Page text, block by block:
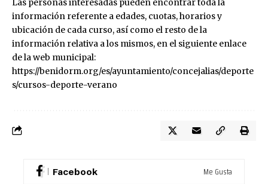
Las personas interesadas pueden encontrar toda la
información referente a edades, cuotas, horarios y
ubicación de cada curso, así como el resto de la
información relativa a los mismos, en el siguiente enlace
de la web municipal:
https://benidorm.org/es/ayuntamiento/concejalias/deporte
s/cursos-deporte-verano
Facebook Me Gusta